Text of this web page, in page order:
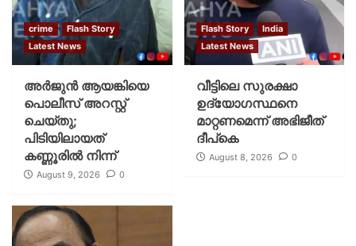
crime
Flash Story
Latest News
അർജുൻ ആയങ്കിയെ
പൊലീസ് അറസ്റ്റ്
ചെയ്‌തു;
പിടിയിലായത്
കണ്ണൂരിൽ നിന്ന്
August 9, 2026 0
Flash Story
India
Latest News
വീട്ടിലെ സുരക്ഷാ
ഉദ്യോഗസ്ഥനെ
മാറ്റണമെന്ന് അഭിജീത്
ദീപ്‌കെ
August 8, 2026 0